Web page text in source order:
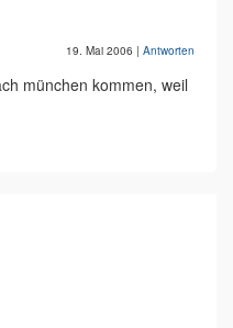
19. Mai 2006 | Antworten
münchen kommen, weil